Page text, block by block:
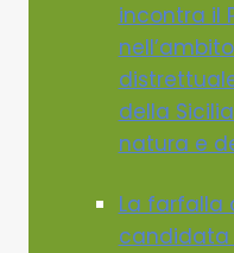
incontra il
della
natura e
La farfalla
candidata